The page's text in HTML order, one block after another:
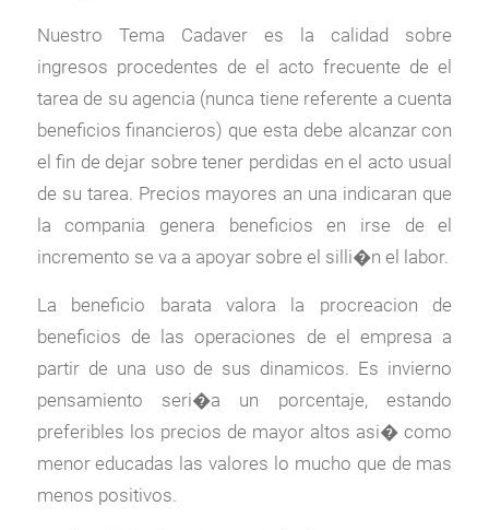
Nuestro Tema Cadaver es la calidad sobre
ingresos procedentes de el acto frecuente de el
tarea de su agencia (nunca tiene referente a cuenta
beneficios financieros) que esta debe alcanzar con
el fin de dejar sobre tener perdidas en el acto usual
de su tarea. Precios mayores an una indicaran que
la compania genera beneficios en irse de el
incremento se va a apoyar sobre el silli�n el labor.
La beneficio barata valora la procreacion de
beneficios de las operaciones de el empresa a
partir de una uso de sus dinamicos. Es invierno
pensamiento seri�a un porcentaje, estando
preferibles los precios de mayor altos asi� como
menor educadas las valores lo mucho que de mas
menos positivos.